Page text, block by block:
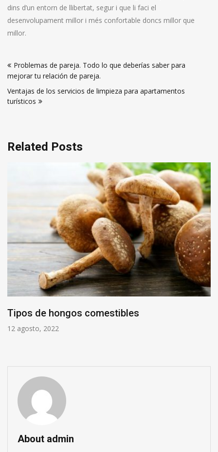
dins d’un entorn de llibertat, segur i que li faci el
desenvolupament millor i més confortable doncs millor que
millor.
de
entradas
Problemas de pareja. Todo lo que deberías saber para
mejorar tu relación de pareja.
Ventajas de los servicios de limpieza para apartamentos
turísticos
Related Posts
Tipos de hongos comestibles
12 agosto, 2022
About admin